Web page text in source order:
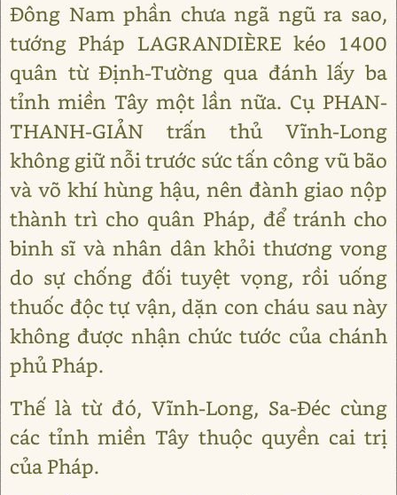
Đông Nam phần chưa ngã ngũ ra sao,
tướng Pháp LAGRANDIÈRE kéo 1400
quân từ Định-Tường qua đánh lấy ba
tỉnh miền Tây một lần nữa. Cụ PHAN-
THANH-GIẢN trấn thủ Vĩnh-Long
không giữ nỗi trước sức tấn công vũ bão
và võ khí hùng hậu, nên đành giao nộp
thành trì cho quân Pháp, để tránh cho
binh sĩ và nhân dân khỏi thương vong
do sự chống đối tuyệt vọng, rồi uống
thuốc độc tự vận, dặn con cháu sau này
không được nhận chức tước của chánh
phủ Pháp.
Thế là từ đó, Vĩnh-Long, Sa-Đéc cùng
các tỉnh miền Tây thuộc quyền cai trị
của Pháp.